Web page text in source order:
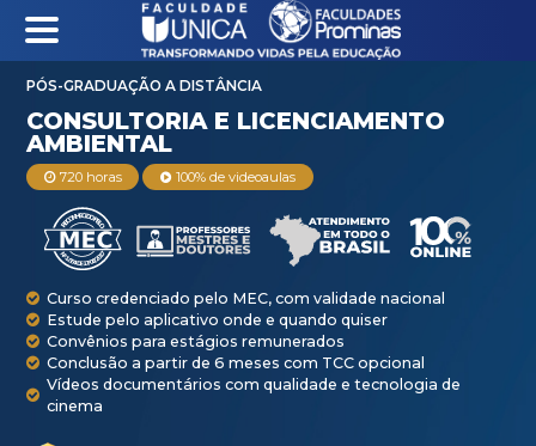
PÓS-GRADUAÇÃO A DISTÂNCIA
CONSULTORIA E
AMBIENTAL
720 horas 100% de videoaulas
Curso credenciado pelo MEC, com validade